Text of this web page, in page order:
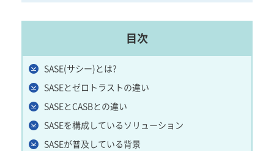
目次
SASE(サシー)とは?
SASEとゼロトラストの違い
SASEとCASBとの違い
SASEを構成しているソリューション
SASEが普及している背景